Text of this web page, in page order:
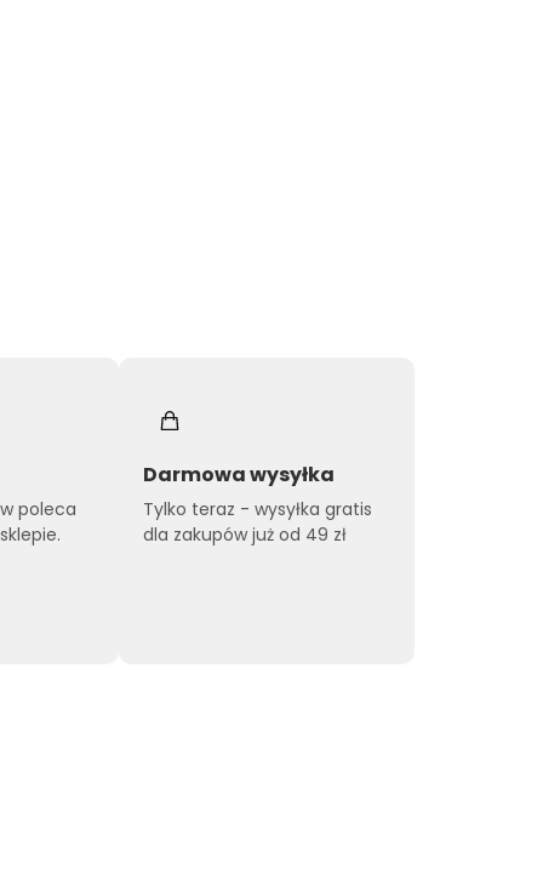
poleca
Darmowa wysyłka
Tylko teraz - wysyłka gratis
dla zakupów już od 49 zł